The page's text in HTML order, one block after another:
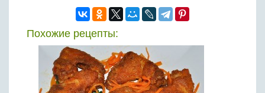
Похожие рецепты: